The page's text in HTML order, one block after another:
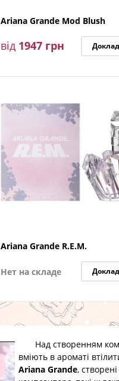
Ariana Grande Mod Blush
від 1947 грн
Ariana Grande R.E.M.
Нет на складе
Над створенням
вміють в ароматі
Ariana Grande,